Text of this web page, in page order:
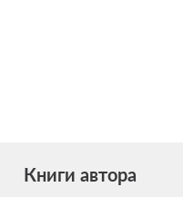
Книги автора